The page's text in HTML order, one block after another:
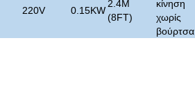
220V 0.15KW
2.4M
(8FT)
κίνηση
χωρίς
βούρτσα